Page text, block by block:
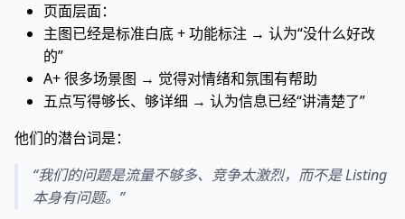
页面层面：
主图已经是标准白底 + 功能标注 → 认为“没什么好改
的”
A+ 很多场景图 → 觉得对情绪和氛围有帮助
五点写得够长、够详细 → 认为信息已经“讲清楚了”
他们的潜台词是：
“我们的问题是流量不够多、竞争太激烈，而不是 Listing
本身有问题。”